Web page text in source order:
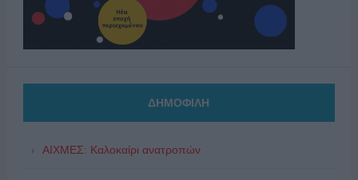
ΔΗΜΟΦΙΛΗ
ΑΙΧΜΕΣ: Καλοκαίρι ανατροπών